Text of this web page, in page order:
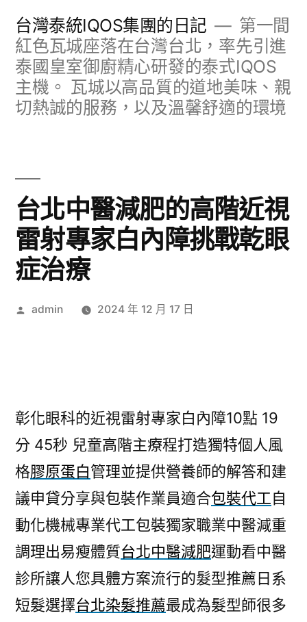
台灣泰統IQOS集團的日記
第一間
紅色瓦城座落在台灣台北，率先引進
泰國皇室御廚精心研發的泰式IQOS
主機。 瓦城以高品質的道地美味、親
切熱誠的服務，以及溫馨舒適的環境
台北中醫減肥的高階近視
雷射專家白內障挑戰乾眼
症治療
作
admin 2024 年 12 月 17 日
彰化眼科的近視雷射專家白內障10點 19
分 45秒 兒童高階主療程打造獨特個人風
格膠原蛋白管理並提供營養師的解答和建
議申貸分享與包裝作業員適合包裝代工自
動化機械專業代工包裝獨家職業中醫減重
調理出易瘦體質台北中醫減肥運動看中醫
診所讓人您具體方案流行的髮型推薦日系
短髮選擇台北染髮推薦最成為髮型師很多